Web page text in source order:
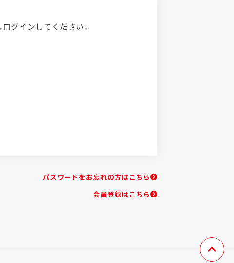
グインしてください。
パスワードをお忘れの方はこちら
会員登録はこちら